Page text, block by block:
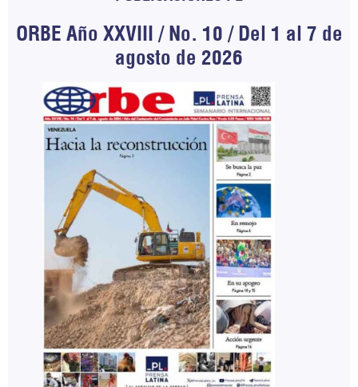
ORBE Año XXVIII / No. 10 / Del 1 al 7 de
agosto de 2026